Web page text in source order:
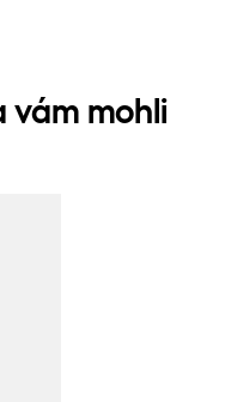
vám mohli